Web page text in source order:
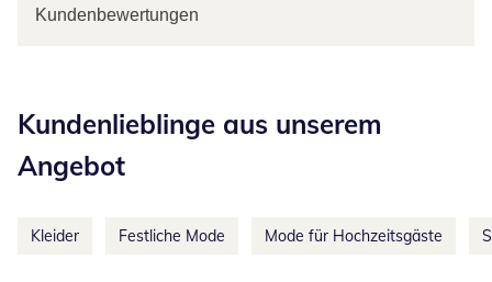
Kundenbewertungen
Kundenlieblinge aus unserem
Angebot
Kleider Festliche Mode Mode für Hochzeitsgäste